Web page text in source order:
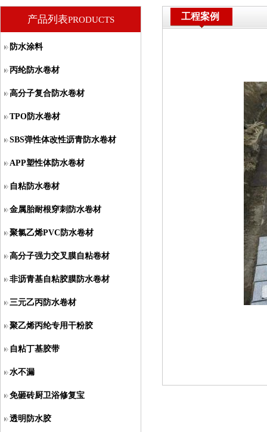
产品列表PRODUCTS
防水涂料
丙纶防水卷材
高分子复合防水卷材
TPO防水卷材
SBS弹性体改性沥青防水卷材
APP塑性体防水卷材
自粘防水卷材
金属胎耐根穿刺防水卷材
聚氯乙烯PVC防水卷材
高分子强力交叉膜自粘卷材
非沥青基自粘胶膜防水卷材
三元乙丙防水卷材
聚乙烯丙纶专用干粉胶
自粘丁基胶带
水不漏
免砸砖厨卫浴修复宝
透明防水胶
工程案例